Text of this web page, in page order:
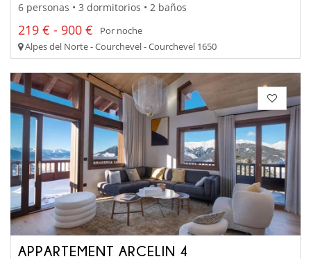
6 personas • 3 dormitorios • 2 baños
219 € - 900 €
Por noche
Alpes del Norte - Courchevel - Courchevel 1650
APPARTEMENT ARCELIN 4